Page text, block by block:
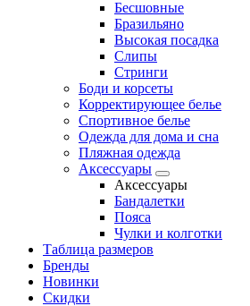
Бесшовные
Бразильяно
Высокая посадка
Слипы
Стринги
Боди и корсеты
Корректирующее белье
Спортивное белье
Одежда для дома и сна
Пляжная одежда
Аксессуары
Аксессуары
Бандалетки
Пояса
Чулки и колготки
Таблица размеров
Бренды
Новинки
Скидки